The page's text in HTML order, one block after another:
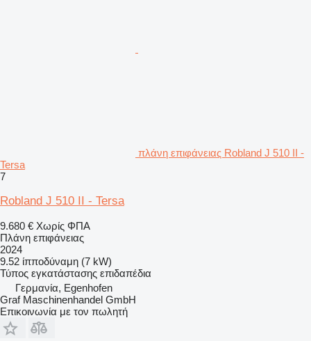
πλάνη επιφάνειας Robland J 510 II -
Tersa
7
Robland J 510 II - Tersa
9.680 € Χωρίς ΦΠΑ
Πλάνη επιφάνειας
2024
9.52 ίπποδύναμη (7 kW)
Τύπος εγκατάστασης επιδαπέδια
Γερμανία, Egenhofen
Graf Maschinenhandel GmbH
Επικοινωνία με τον πωλητή